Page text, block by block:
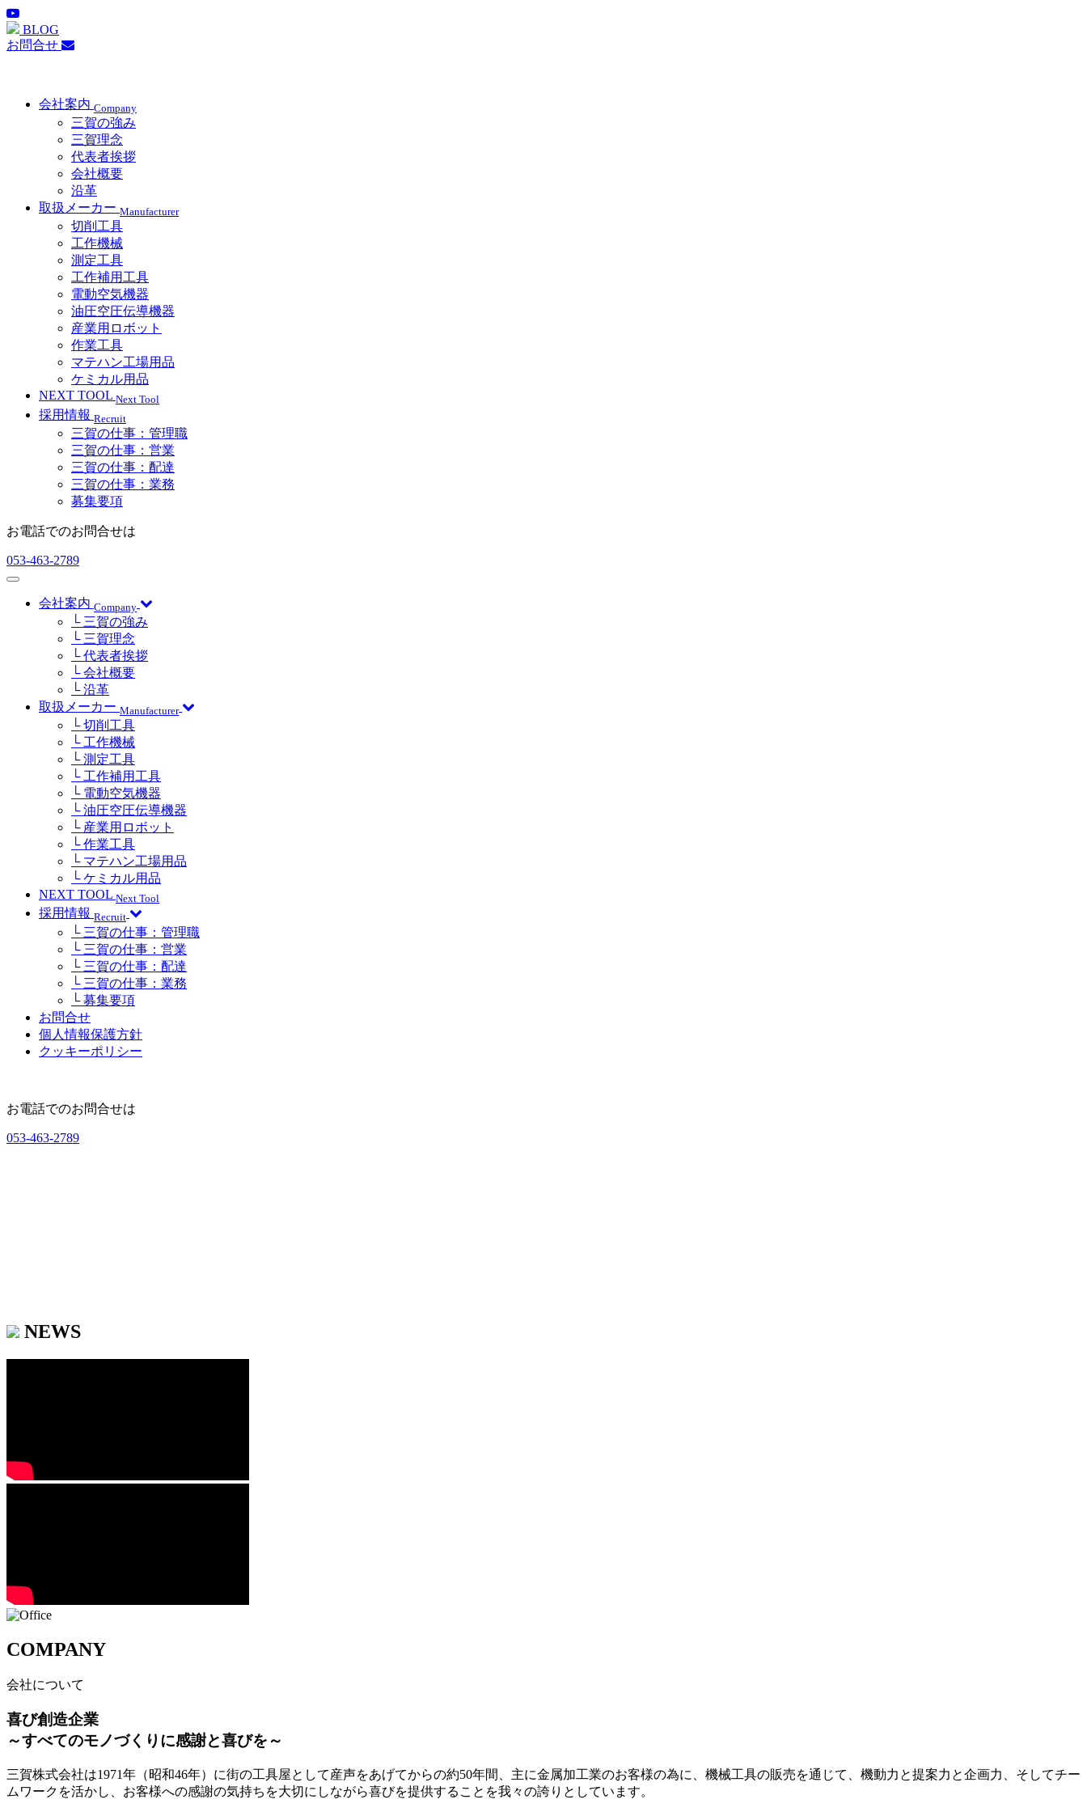
BLOG
お問合せ
会社案内 Company
三賀の強み
三賀理念
代表者挨拶
会社概要
沿革
取扱メーカー Manufacturer
切削工具
工作機械
測定工具
工作補用工具
電動空気機器
油圧空圧伝導機器
産業用ロボット
作業工具
マテハン工場用品
ケミカル用品
NEXT TOOL Next Tool
採用情報 Recruit
三賀の仕事：管理職
三賀の仕事：営業
三賀の仕事：配達
三賀の仕事：業務
募集要項
お電話でのお問合せは
053-463-2789
会社案内 Company
└ 三賀の強み
└ 三賀理念
└ 代表者挨拶
└ 会社概要
└ 沿革
取扱メーカー Manufacturer
└ 切削工具
└ 工作機械
└ 測定工具
└ 工作補用工具
└ 電動空気機器
└ 油圧空圧伝導機器
└ 産業用ロボット
└ 作業工具
└ マテハン工場用品
└ ケミカル用品
NEXT TOOL Next Tool
採用情報 Recruit
└ 三賀の仕事：管理職
└ 三賀の仕事：営業
└ 三賀の仕事：配達
└ 三賀の仕事：業務
└ 募集要項
お問合せ
個人情報保護方針
クッキーポリシー
お電話でのお問合せは
053-463-2789
NEWS
COMPANY
会社について
喜び創造企業
～すべてのモノづくりに感謝と喜びを～
三賀株式会社は1971年（昭和46年）に街の工具屋として産声をあげてからの約50年間、主に金属加工業のお客様の為に、機械工具の販売を通じて、機動力と提案力と企画力、そしてチー
ムワークを活かし、お客様への感謝の気持ちを大切にしながら喜びを提供することを我々の誇りとしています。